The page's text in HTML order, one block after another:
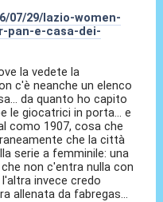
07/29/lazio-women-
pan-e-casa-dei-
la vedete la
c'è neanche un elenco
da quanto ho capito
le giocatrici in porta... e
como 1907, cosa che
che la città
serie a femminile: una
non c'entra nulla con
invece credo
allenata da fabregas...